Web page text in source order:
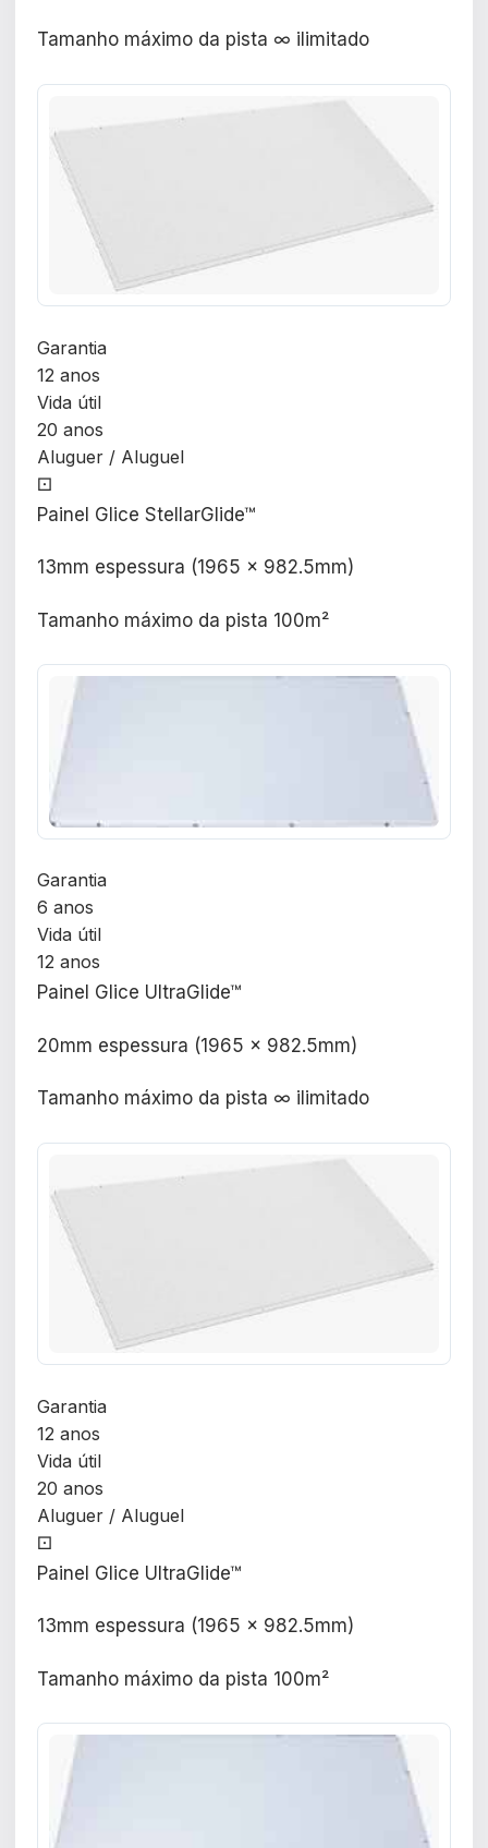
Tamanho máximo da pista ∞ ilimitado
Garantia
12 anos
Vida útil
20 anos
Aluguer / Aluguel
⚀
Painel Glice StellarGlide™
13mm espessura (1965 x 982.5mm)
Tamanho máximo da pista 100m²
Garantia
6 anos
Vida útil
12 anos
Painel Glice UltraGlide™
20mm espessura (1965 x 982.5mm)
Tamanho máximo da pista ∞ ilimitado
Garantia
12 anos
Vida útil
20 anos
Aluguer / Aluguel
⚀
Painel Glice UltraGlide™
13mm espessura (1965 x 982.5mm)
Tamanho máximo da pista 100m²